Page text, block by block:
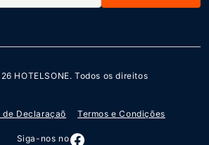
HOTELSONE. Todos os direitos
de Declaraçaõ Termos e Condições
Siga-nos no